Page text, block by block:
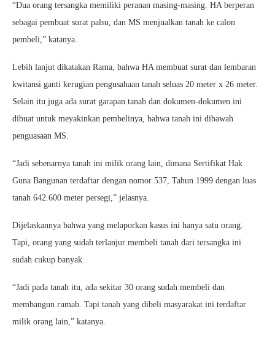
“Dua orang tersangka memiliki peranan masing-masing. HA berperan
sebagai pembuat surat palsu, dan MS menjualkan tanah ke calon
pembeli,” katanya.
Lebih lanjut dikatakan Rama, bahwa HA membuat surat dan lembaran
kwitansi ganti kerugian pengusahaan tanah seluas 20 meter x 26 meter.
Selain itu juga ada surat garapan tanah dan dokumen-dokumen ini
dibuat untuk meyakinkan pembelinya, bahwa tanah ini dibawah
penguasaan MS.
“Jadi sebenarnya tanah ini milik orang lain, dimana Sertifikat Hak
Guna Bangunan terdaftar dengan nomor 537, Tahun 1999 dengan luas
tanah 642.600 meter persegi,” jelasnya.
Dijelaskannya bahwa yang melaporkan kasus ini hanya satu orang.
Tapi, orang yang sudah terlanjur membeli tanah dari tersangka ini
sudah cukup banyak.
“Jadi pada tanah itu, ada sekitar 30 orang sudah membeli dan
membangun rumah. Tapi tanah yang dibeli masyarakat ini terdaftar
milik orang lain,” katanya.